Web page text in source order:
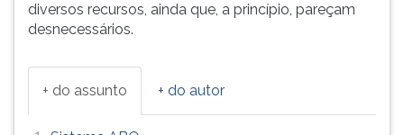
diversos recursos, ainda que, a princípio, pareçam
desnecessários.
+ do assunto + do autor